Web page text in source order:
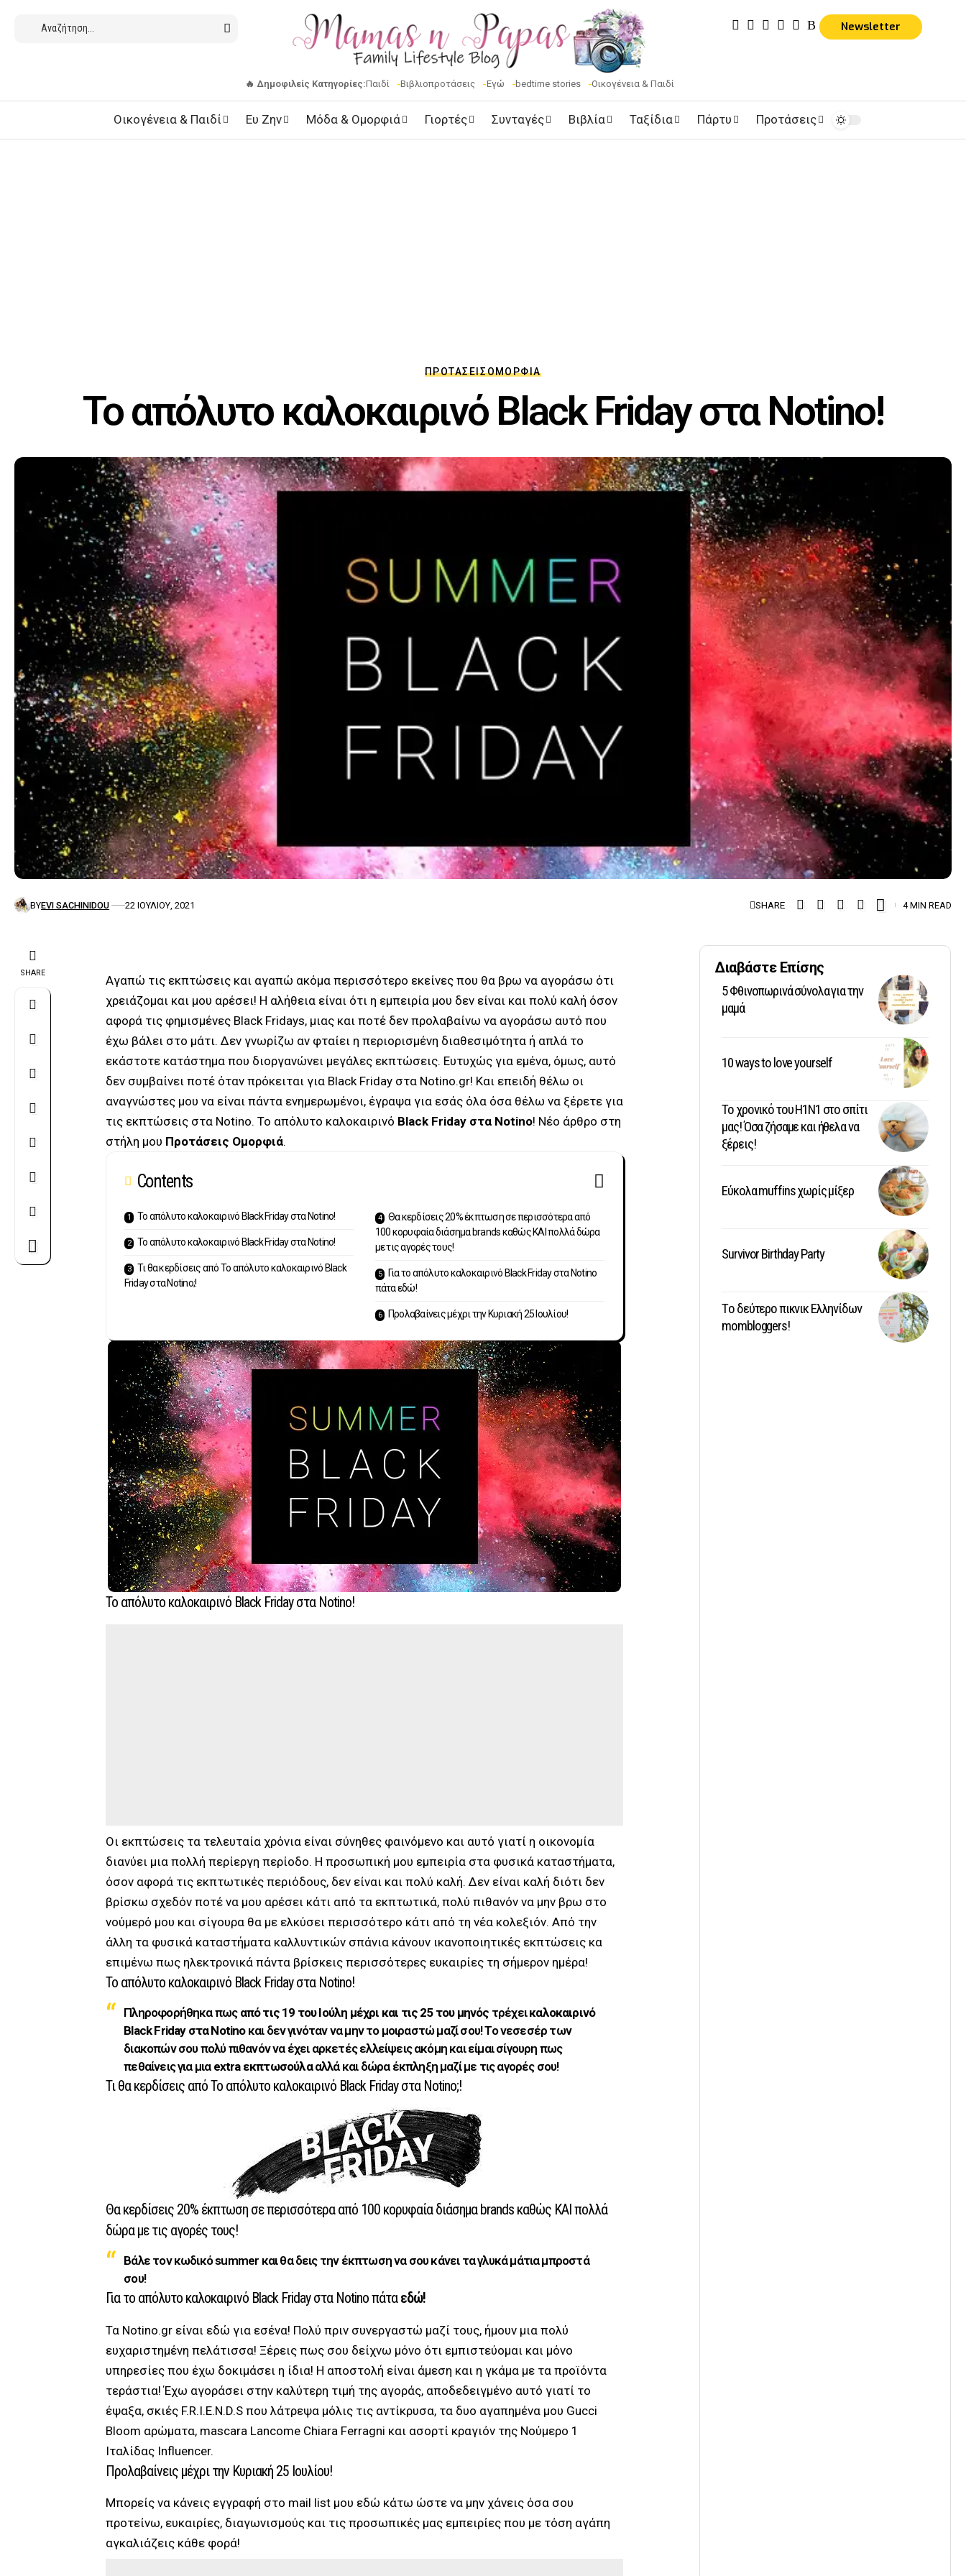
🔥 Δημοφιλείς Κατηγορίες:Παιδί Βιβλιοπροτάσεις Εγώ bedtime stories Οικογένεια & Παιδί
Newsletter
Οικογένεια & Παιδί Ευ Ζην Μόδα & Ομορφιά Γιορτές Συνταγές Βιβλία Ταξίδια Πάρτυ Προτάσεις
ΠΡΟΤΆΣΕΙΣΟΜΟΡΦΙΆ
Το απόλυτο καλοκαιρινό Black Friday στα Notino!
BYEVI SACHINIDOU 22 ΙΟΥΛΊΟΥ, 2021 SHARE 4 MIN READ
SHARE
Αγαπώ τις εκπτώσεις και αγαπώ ακόμα περισσότερο εκείνες που θα βρω να αγοράσω ότι
χρειάζομαι και μου αρέσει! Η αλήθεια είναι ότι η εμπειρία μου δεν είναι και πολύ καλή όσον
αφορά τις φημισμένες Black Fridays, μιας και ποτέ δεν προλαβαίνω να αγοράσω αυτό που
έχω βάλει στο μάτι. Δεν γνωρίζω αν φταίει η περιορισμένη διαθεσιμότητα ή απλά το
εκάστοτε κατάστημα που διοργανώνει μεγάλες εκπτώσεις. Ευτυχώς για εμένα, όμως, αυτό
δεν συμβαίνει ποτέ όταν πρόκειται για Black Friday στα Notino.gr! Και επειδή θέλω οι
αναγνώστες μου να είναι πάντα ενημερωμένοι, έγραψα για εσάς όλα όσα θέλω να ξέρετε για
τις εκπτώσεις στα Notino. Το απόλυτο καλοκαιρινό Black Friday στα Notino! Νέο άρθρο στη
στήλη μου Προτάσεις Ομορφιά.
Contents
Το απόλυτο καλοκαιρινό Black Friday στα Notino!
Το απόλυτο καλοκαιρινό Black Friday στα Notino!
Τι θα κερδίσεις από Το απόλυτο καλοκαιρινό Black
Friday στα Notino;!
Θα κερδίσεις 20% έκπτωση σε περισσότερα από
100 κορυφαία διάσημα brands καθώς ΚΑΙ πολλά δώρα
με τις αγορές τους!
Για το απόλυτο καλοκαιρινό Black Friday στα Notino
πάτα εδώ!
Προλαβαίνεις μέχρι την Κυριακή 25 Ιουλίου!
Το απόλυτο καλοκαιρινό Black Friday στα Notino!
Οι εκπτώσεις τα τελευταία χρόνια είναι σύνηθες φαινόμενο και αυτό γιατί η οικονομία
διανύει μια πολλή περίεργη περίοδο. Η προσωπική μου εμπειρία στα φυσικά καταστήματα,
όσον αφορά τις εκπτωτικές περιόδους, δεν είναι και πολύ καλή. Δεν είναι καλή διότι δεν
βρίσκω σχεδόν ποτέ να μου αρέσει κάτι από τα εκπτωτικά, πολύ πιθανόν να μην βρω στο
νούμερό μου και σίγουρα θα με ελκύσει περισσότερο κάτι από τη νέα κολεξιόν. Από την
άλλη τα φυσικά καταστήματα καλλυντικών σπάνια κάνουν ικανοποιητικές εκπτώσεις κα
επιμένω πως ηλεκτρονικά πάντα βρίσκεις περισσότερες ευκαιρίες τη σήμερον ημέρα!
Το απόλυτο καλοκαιρινό Black Friday στα Notino!
Πληροφορήθηκα πως από τις 19 του Ιούλη μέχρι και τις 25 του μηνός τρέχεικαλοκαιρινό
Black Friday στα Notinoκαι δεν γινόταν να μην το μοιραστώ μαζί σου! Το νεσεσέρ των
διακοπών σου πολύ πιθανόν να έχει αρκετές ελλείψεις ακόμη και είμαι σίγουρη πως
πεθαίνεις για μιαextra εκπτωσούλααλλά και δώρα έκπληξη μαζί με τις αγορές σου!
Τι θα κερδίσεις από Το απόλυτο καλοκαιρινό Black Friday στα Notino;!
Θα κερδίσεις 20% έκπτωση σε περισσότερα από 100 κορυφαία διάσημα brands καθώς ΚΑΙ πολλά
δώρα με τις αγορές τους!
Βάλε τον κωδικό summer και θα δεις την έκπτωση να σου κάνει τα γλυκά μάτια μπροστά
σου!
Για το απόλυτο καλοκαιρινό Black Friday στα Notino πάταεδώ!
Τα Notino.gr είναι εδώ για εσένα! Πολύ πριν συνεργαστώ μαζί τους, ήμουν μια πολύ
ευχαριστημένη πελάτισσα! Ξέρεις πως σου δείχνω μόνο ότι εμπιστεύομαι και μόνο
υπηρεσίες που έχω δοκιμάσει η ίδια! Η αποστολή είναι άμεση και η γκάμα με τα προϊόντα
τεράστια! Έχω αγοράσει στην καλύτερη τιμή της αγοράς, αποδεδειγμένο αυτό γιατί το
έψαξα, σκιές F.R.I.E.N.D.S που λάτρεψα μόλις τις αντίκρυσα, τα δυο αγαπημένα μου Gucci
Bloom αρώματα, mascara Lancome Chiara Ferragni και ασορτί κραγιόν της Νούμερο 1
Ιταλίδας Influencer.
Προλαβαίνεις μέχρι την Κυριακή 25 Ιουλίου!
Μπορείς να κάνεις εγγραφή στο mail list μου εδώ κάτω ώστε να μην χάνεις όσα σου
προτείνω, ευκαιρίες, διαγωνισμούς και τις προσωπικές μας εμπειρίες που με τόση αγάπη
αγκαλιάζεις κάθε φορά!
Διαβάστε Επίσης
5 Φθινοπωρινά σύνολα για την
μαμά
10 ways to love yourself
Το χρονικό του Η1Ν1 στο σπίτι
μας! Όσα ζήσαμε και ήθελα να
ξέρεις!
Εύκολα muffins χωρίς μίξερ
Survivor Birthday Party
Tο δεύτερο πικνικ Ελληνίδων
mombloggers!